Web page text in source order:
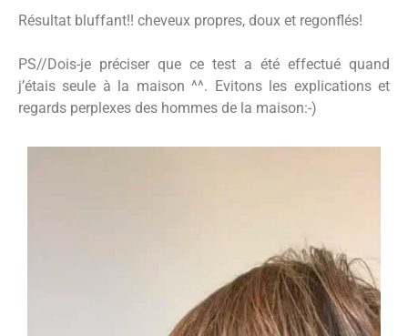
Résultat bluffant!! cheveux propres, doux et regonflés!
PS//Dois-je préciser que ce test a été effectué quand
j’étais seule à la maison ^^. Evitons les explications et
regards perplexes des hommes de la maison:-)